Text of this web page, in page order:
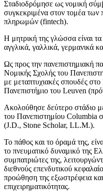
Σταδιοδρόμησε ως νομική
συγκεκριμένα στον τομέα
πληρωμών (fintech).
Η μητρική της γλώσσα είναι
αγγλικά, γαλλικά, γερμανικά
Ως προς την πανεπιστημιακή
Νομικής Σχολής του
με μεταπτυχιακές σπουδές
Πανεπιστήμιο του Leuven
Ακολούθησε δεύτερο στάδιο
του Πανεπιστημίου Columbia
(J.D., Stone Scholar, LL.M.).
Το πάθος και το όραμά της,
το πνευματικό δυναμικό της
συμπατριώτες της,
διεθνούς επενδυτικού
προώθηση της εξωστρέφεια
επιχειρηματικότητας.